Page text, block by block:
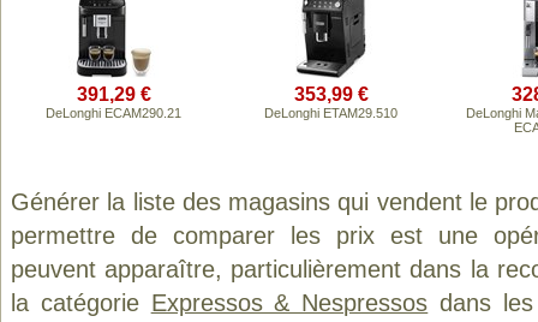
391,29 €
DeLonghi ECAM290.21
353,99 €
DeLonghi ETAM29.510
DeLonghi
Générer la liste des magasins qui vendent le
permettre de comparer les prix est une
peuvent apparaître, particulièrement dans la
la catégorie Expressos & Nespressos dans